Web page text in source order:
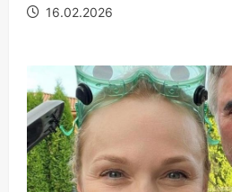
16.02.2026